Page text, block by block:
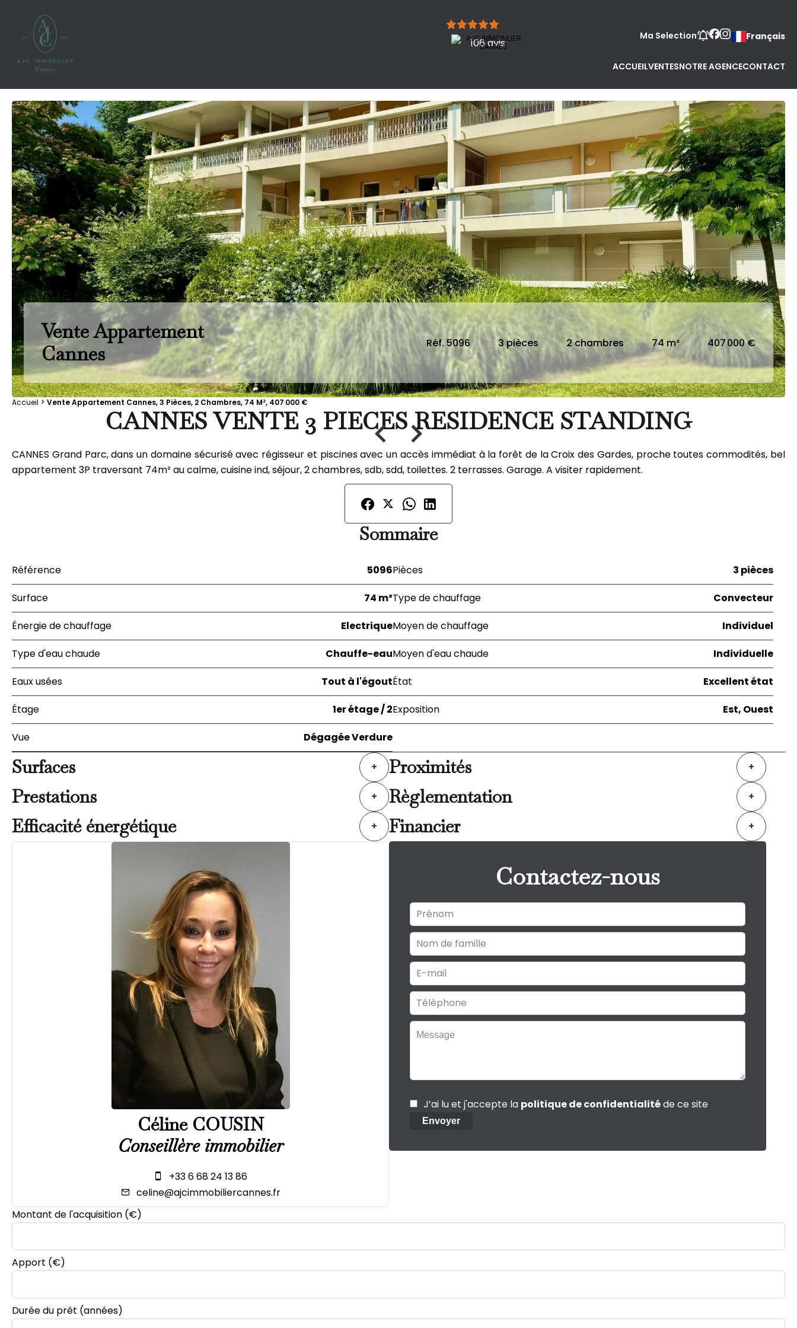
106 avis
Ma Selection Français
ACCUEILVENTESNOTRE AGENCECONTACT
Vente Appartement
Cannes
Réf. 5096 3 pièces 2 chambres 74 m² 407 000 €
Accueil Vente Appartement Cannes, 3 Pièces, 2 Chambres, 74 M², 407 000 €
CANNES VENTE 3 PIECES RESIDENCE STANDING
CANNES Grand Parc, dans un domaine sécurisé avec régisseur et piscines avec un accès immédiat à la forêt de la Croix des Gardes, proche toutes commodités, bel
appartement 3P traversant 74m² au calme, cuisine ind, séjour, 2 chambres, sdb, sdd, toilettes. 2 terrasses. Garage. A visiter rapidement.
Sommaire
Référence 5096Pièces 3 pièces
Surface 74 m²Type de chauffage Convecteur
Énergie de chauffage ElectriqueMoyen de chauffage Individuel
Type d'eau chaude Chauffe-eauMoyen d'eau chaude Individuelle
Eaux usées Tout à l'égoutÉtat Excellent état
Étage 1er étage / 2Exposition Est, Ouest
Vue Dégagée Verdure
Surfaces + Proximités +
Prestations + Règlementation +
Efficacité énergétique + Financier +
Céline COUSIN
Conseillère immobilier
+33 6 68 24 13 86
celine@ajcimmobiliercannes.fr
Contactez-nous
J’ai lu et j'accepte la politique de confidentialitéde ce site
Envoyer
Montant de l'acquisition (€)
Apport (€)
Durée du prêt (années)